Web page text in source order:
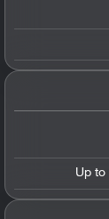
Up to